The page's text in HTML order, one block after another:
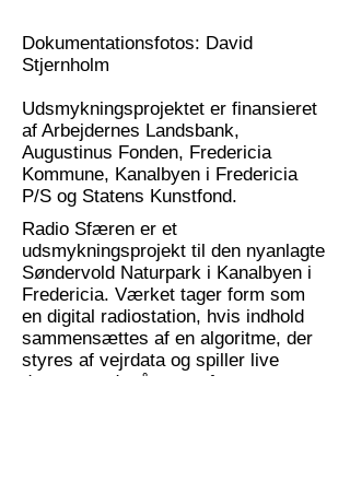
Dokumentationsfotos: David
Stjernholm
Udsmykningsprojektet er finansieret
af Arbejdernes Landsbank,
Augustinus Fonden, Fredericia
Kommune, Kanalbyen i Fredericia
P/S og Statens Kunstfond.
Radio Sfæren er et
udsmykningsprojekt til den nyanlagte
Søndervold Naturpark i Kanalbyen i
Fredericia. Værket tager form som
en digital radiostation, hvis indhold
sammensættes af en algoritme, der
styres af vejrdata og spiller live
døgnet rundt på
www.sfæren.nu